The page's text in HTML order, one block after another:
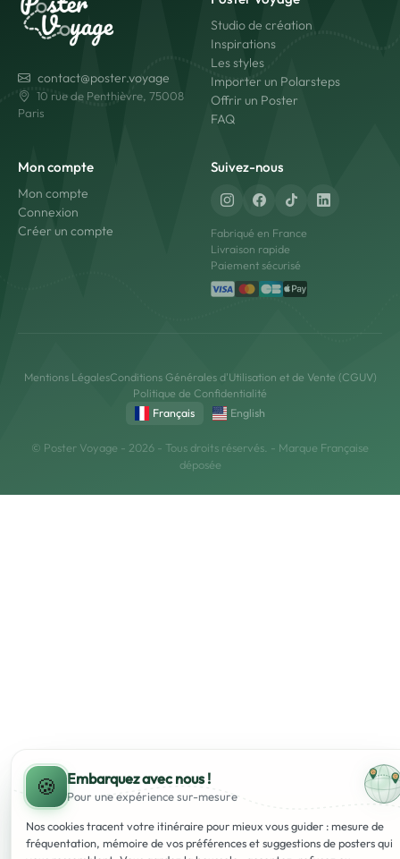
contact@poster.voyage
10 rue de Penthièvre, 75008
Paris
Studio de création
Inspirations
Les styles
Importer un Polarsteps
Offrir un Poster
FAQ
Mon compte
Mon compte
Connexion
Créer un compte
Suivez-nous
Fabriqué en France
Livraison rapide
Paiement sécurisé
Mentions LégalesConditions Générales d'Utilisation et de Vente (CGUV)
Politique de Confidentialité
Français
English
© Poster Voyage - 2026 - Tous droits réservés. - Marque Française
déposée
🍪 Embarquez avec nous !
Pour une expériencesur-mesure
Nos cookies tracent votre itinéraire pour mieux vous guider : mesure de
fréquentation, mémoire de vos préférences et suggestions de posters qui